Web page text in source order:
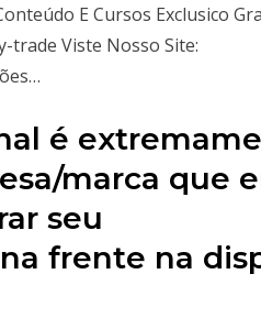
E Cursos Exclusico
trade Viste Nosso Site:
é
marca que
seu
frente na